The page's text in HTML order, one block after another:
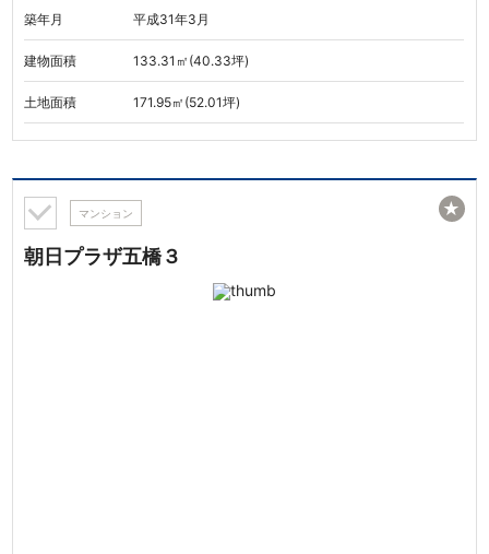
築年月 平成31年3月
建物面積 133.31㎡(40.33坪)
土地面積 171.95㎡(52.01坪)
マンション
朝日プラザ五橋３
★